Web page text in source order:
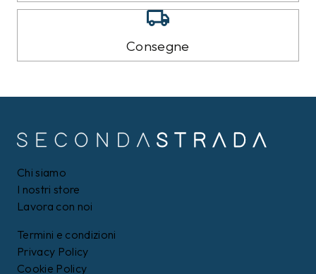
Consegne
Chi siamo
I nostri store
Lavora con noi
Termini e condizioni
Privacy Policy
Cookie Policy